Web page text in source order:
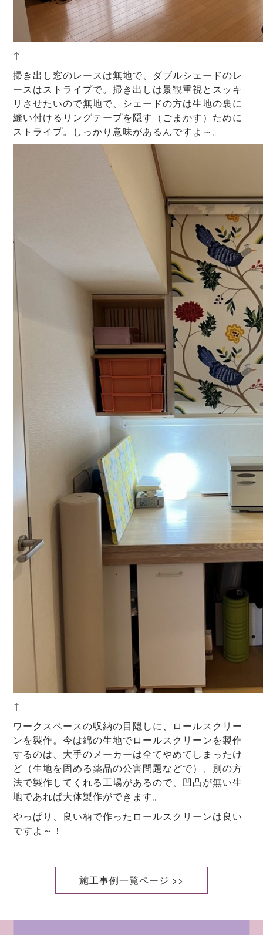
↑
掃き出し窓のレースは無地で、ダブルシェードのレ
ースはストライプで。掃き出しは景観重視とスッキ
リさせたいので無地で、シェードの方は生地の裏に
縫い付けるリングテープを隠す（ごまかす）ために
ストライプ。しっかり意味があるんですよ～。
↑
ワークスペースの収納の目隠しに、ロールスクリー
ンを製作。今は綿の生地でロールスクリーンを製作
するのは、大手のメーカーは全てやめてしまったけ
ど（生地を固める薬品の公害問題などで）、別の方
法で製作してくれる工場があるので、凹凸が無い生
地であれば大体製作ができます。
やっぱり、良い柄で作ったロールスクリーンは良い
ですよ～！
施工事例一覧ページ >>